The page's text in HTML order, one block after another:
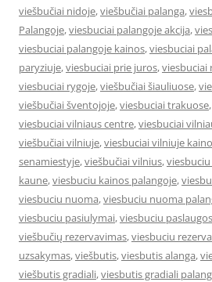
viešbučiai nidoje,viešbučiai palanga,
Palangoje,viesbuciai palangoje akcija,
viesbuciai palangoje kainos,viesbuciai
paryziuje,viesbuciai prie juros,viesbuciai
viesbuciai rygoje,viešbučiai šiauliuose,
viešbučiai šventojoje,viesbuciai trakuose,
viesbuciai vilniaus centre,viesbuciai
viešbučiai vilniuje,viesbuciai vilniuje
senamiestyje,viešbučiai vilnius,
kaune,viesbuciu kainos palangoje,
viesbuciu nuoma,viesbuciu nuoma
viesbuciu pasiulymai,viesbuciu paslaugos
viešbučių rezervavimas,viesbuciu
uzsakymas,viešbutis,viesbutis alanga,
viešbutis gradiali,viesbutis gradiali